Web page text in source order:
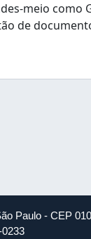
meio como
de
Paulo - CEP